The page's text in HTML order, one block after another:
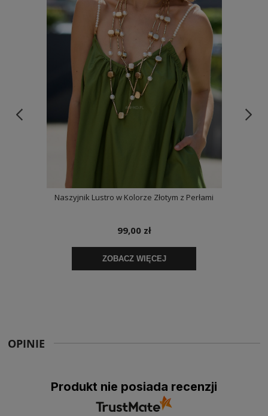
OPINIE
Produkt nie posiada recenzji